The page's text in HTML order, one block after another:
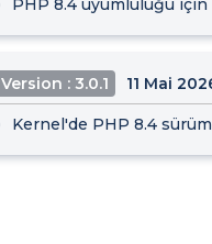
Version : 3.0.1 11 Mai
Kernel'de PHP 8.4